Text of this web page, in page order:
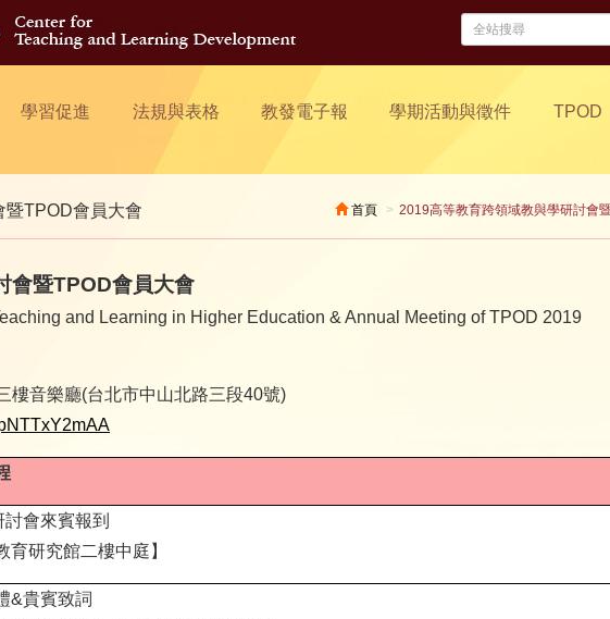
學習促進 法規與表格 教發電子報 學期活動與徵件 TPOD
暨TPOD會員大會 首頁 2019高等教育跨領域教與學研討會
會暨TPOD會員大會
and Learning in Higher Education & Annual Meeting of TPOD 2019
樓音樂廳(台北市中山北路三段40號)
會來賓報到
育研究館二樓中庭】
&貴賓致詞